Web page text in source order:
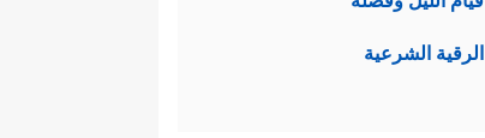
الرقية الشرعية